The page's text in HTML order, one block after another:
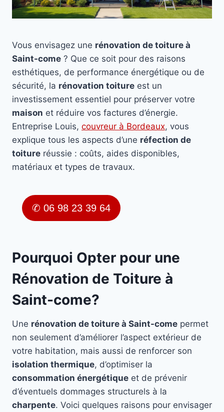
Vous envisagez une rénovation de toiture à
Saint-come ? Que ce soit pour des raisons
esthétiques, de performance énergétique ou de
sécurité, la rénovation toiture est un
investissement essentiel pour préserver votre
maison et réduire vos factures d’énergie.
Entreprise Louis, couvreur à Bordeaux, vous
explique tous les aspects d’une réfection de
toiture réussie : coûts, aides disponibles,
matériaux et types de travaux.
✆ 06 98 23 39 64
Pourquoi Opter pour une
Rénovation de Toiture à
Saint-come?
Une rénovation de toiture à Saint-come permet
non seulement d’améliorer l’aspect extérieur de
votre habitation, mais aussi de renforcer son
isolation thermique, d’optimiser la
consommation énergétique et de prévenir
d’éventuels dommages structurels à la
charpente. Voici quelques raisons pour envisager